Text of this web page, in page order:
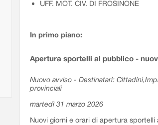
UFF. MOT. CIV. DI FROSINONE
In primo piano:
Apertura sportelli al pubblico -
Nuovo avviso - Destinatari:
provinciali
martedì 31 marzo 2026
Nuovi giorni e orari di apertura